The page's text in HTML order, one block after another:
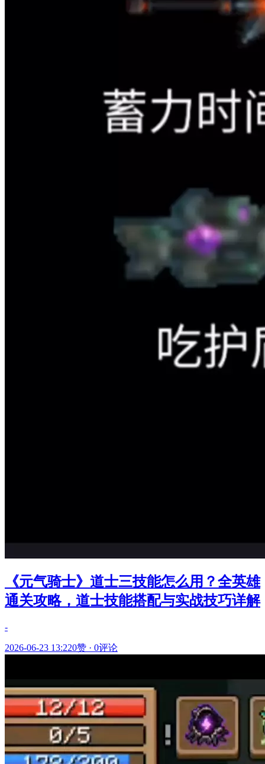
《元气骑士》道士三技能怎么用？全英雄
通关攻略，道士技能搭配与实战技巧详解
-
2026-06-23 13:220赞 · 0评论